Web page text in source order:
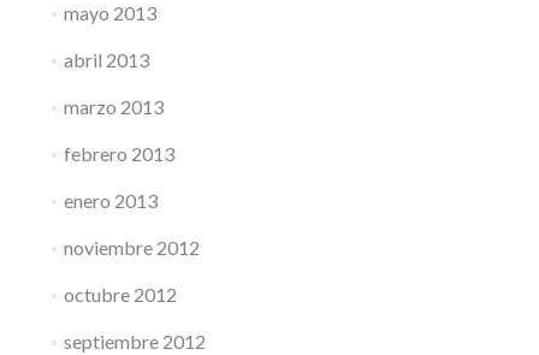
mayo 2013
abril 2013
marzo 2013
febrero 2013
enero 2013
noviembre 2012
octubre 2012
septiembre 2012